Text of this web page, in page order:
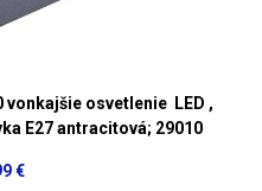
vonkajšie osvetlenie LED ,
E27 antracitová; 29010
€